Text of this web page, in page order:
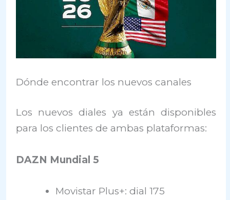
Dónde encontrar los nuevos canales
Los nuevos diales ya están disponibles
para los clientes de ambas plataformas:
DAZN Mundial 5
Movistar Plus+: dial 175